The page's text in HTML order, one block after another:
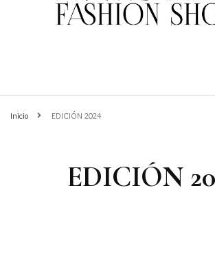
Inicio EDICIÓN 2024
EDICIÓN